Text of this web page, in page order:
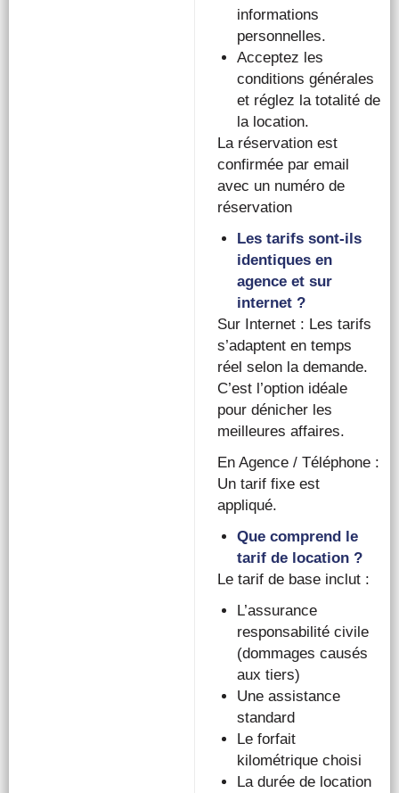
informations
personnelles.
Acceptez les
conditions générales
et réglez la totalité de
la location.
La réservation est
confirmée par email
avec un numéro de
réservation
Les tarifs sont-ils
identiques en
agence et sur
internet ?
Sur Internet : Les tarifs
s’adaptent en temps
réel selon la demande.
C’est l’option idéale
pour dénicher les
meilleures affaires.
En Agence / Téléphone :
Un tarif fixe est
appliqué.
Que comprend le
tarif de location ?
Le tarif de base inclut :
L’assurance
responsabilité civile
(dommages causés
aux tiers)
Une assistance
standard
Le forfait
kilométrique choisi
La durée de location